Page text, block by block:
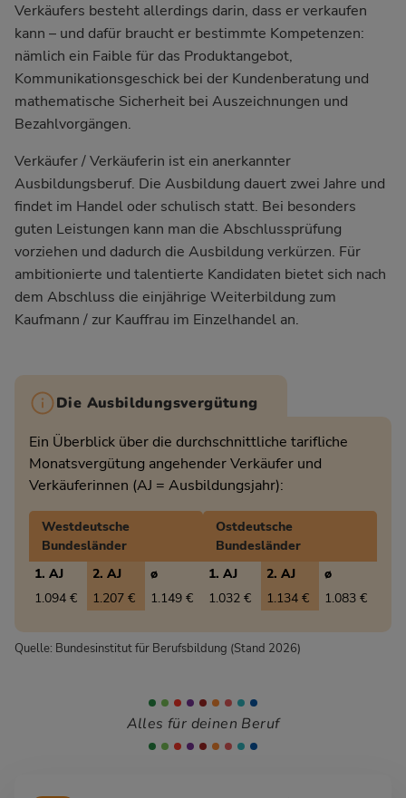
Verkäufers besteht allerdings darin, dass er verkaufen
kann – und dafür braucht er bestimmte Kompetenzen:
nämlich ein Faible für das Produktangebot,
Kommunikationsgeschick bei der Kundenberatung und
mathematische Sicherheit bei Auszeichnungen und
Bezahlvorgängen.
Verkäufer / Verkäuferin ist ein anerkannter
Ausbildungsberuf. Die Ausbildung dauert zwei Jahre und
findet im Handel oder schulisch statt. Bei besonders
guten Leistungen kann man die Abschlussprüfung
vorziehen und dadurch die Ausbildung verkürzen. Für
ambitionierte und talentierte Kandidaten bietet sich nach
dem Abschluss die einjährige Weiterbildung zum
Kaufmann / zur Kauffrau im Einzelhandel an.
Die Ausbildungsvergütung
Ein Überblick über die durchschnittliche tarifliche
Monatsvergütung angehender Verkäufer und
Verkäuferinnen (AJ = Ausbildungsjahr):
Westdeutsche
Bundesländer
1. AJ
2. AJ
ø
1.094 €
1.207 € 1.149 €
Ostdeutsche
Bundesländer
1. AJ
2. AJ
ø
1.032 €
1.134 € 1.083 €
Quelle: Bundesinstitut für Berufsbildung (Stand 2026)
Alles für deinen Beruf